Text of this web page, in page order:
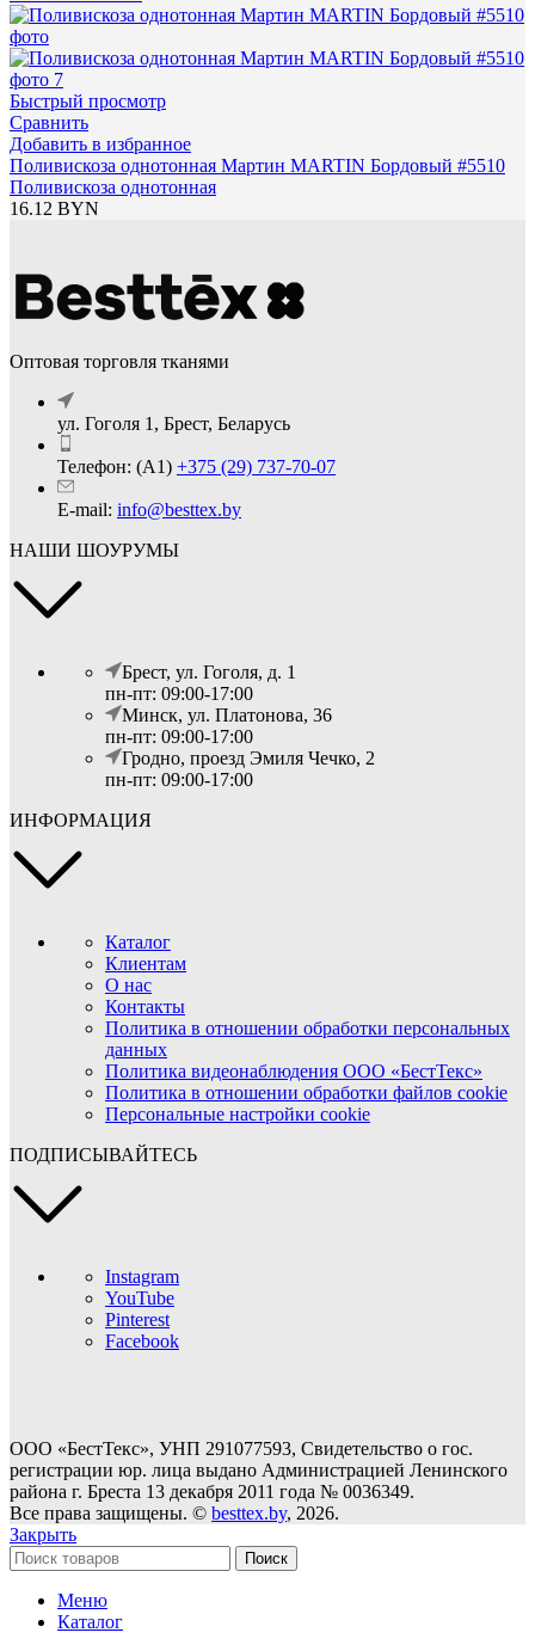
составляла11.71 BYN.
Быстрый просмотр
Сравнить
Добавить в избранное
Поливискоза однотонная Мартин MARTIN Бордовый #5510
Поливискоза однотонная
16.12 BYN
Оптовая торговля тканями
ул. Гоголя 1, Брест, Беларусь
Телефон: (А1) +375 (29) 737-70-07
E-mail: info@besttex.by
НАШИ ШОУРУМЫ
Брест, ул. Гоголя, д. 1
пн-пт: 09:00-17:00
Минск, ул. Платонова, 36
пн-пт: 09:00-17:00
Гродно, проезд Эмиля Чечко, 2
пн-пт: 09:00-17:00
ИНФОРМАЦИЯ
Каталог
Клиентам
О нас
Контакты
Политика в отношении обработки персональных
данных
Политика видеонаблюдения ООО «БестТекс»
Политика в отношении обработки файлов cookie
Персональные настройки cookie
ПОДПИСЫВАЙТЕСЬ
Instagram
YouTube
Pinterest
Facebook
ООО «БестТекс», УНП 291077593, Свидетельство о гос.
регистрации юр. лица выдано Администрацией Ленинского
района г. Бреста 13 декабря 2011 года № 0036349.
Все права защищены. © besttex.by, 2026.
Закрыть
Поиск
Меню
Каталог